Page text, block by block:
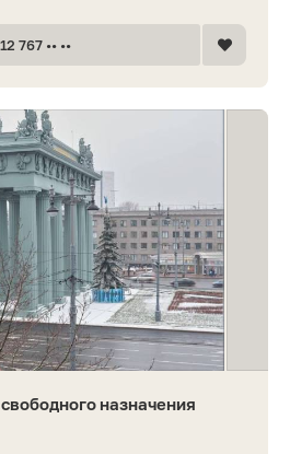
767 •• ••
назначения